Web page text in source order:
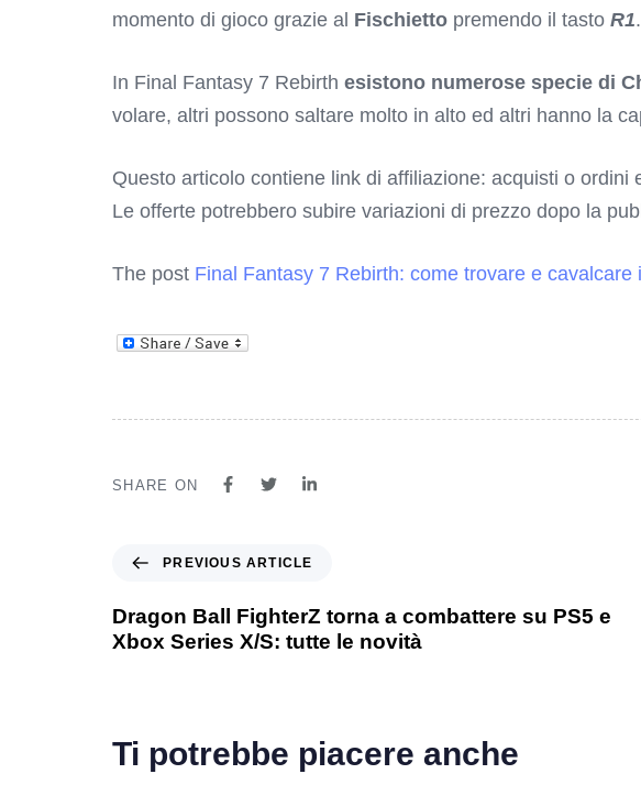
momento di gioco grazie al Fischietto premendo il tasto R1.
In Final Fantasy 7 Rebirth esistono numerose specie di
volare, altri possono saltare molto in alto ed altri hanno la
Questo articolo contiene link di affiliazione: acquisti o
Le offerte potrebbero subire variazioni di prezzo dopo la
The post Final Fantasy 7 Rebirth: come trovare e
SHARE ON
PREVIOUS ARTICLE
Dragon Ball FighterZ torna a combattere su PS5 e
Xbox Series X/S: tutte le novità
Ti potrebbe piacere anche